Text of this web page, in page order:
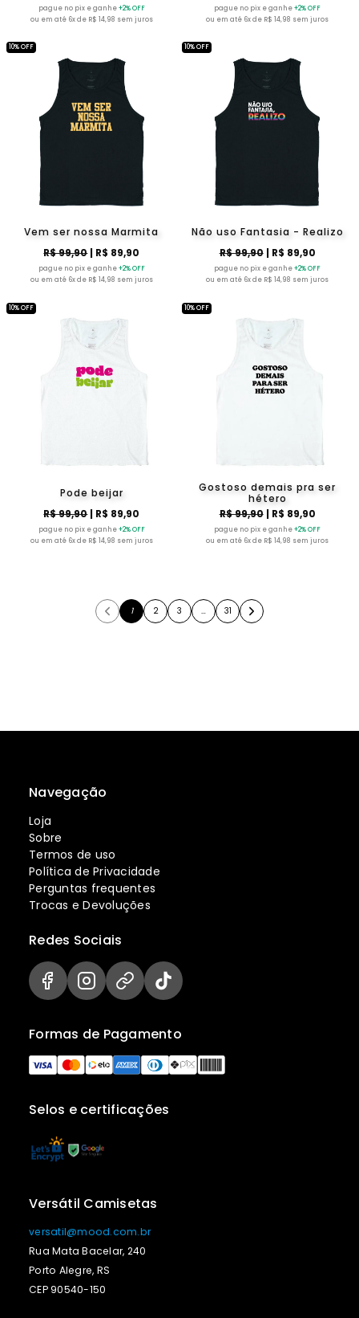
pague no pix e ganhe+2% OFF
ou em até 6x de R$ 14,98 sem juros
pague no pix e ganhe+2% OFF
ou em até 6x de R$ 14,98 sem juros
Vem ser nossa Marmita
R$ 99,90| R$ 89,90
pague no pix e ganhe+2% OFF
ou em até 6x de R$ 14,98 sem juros
10% OFF
Não uso Fantasia - Realizo
R$ 99,90| R$ 89,90
pague no pix e ganhe+2% OFF
ou em até 6x de R$ 14,98 sem juros
10% OFF
Pode beijar
R$ 99,90| R$ 89,90
pague no pix e ganhe+2% OFF
ou em até 6x de R$ 14,98 sem juros
10% OFF
Gostoso demais pra ser
hétero
R$ 99,90| R$ 89,90
pague no pix e ganhe+2% OFF
ou em até 6x de R$ 14,98 sem juros
10% OFF
1 2 3 … 31
Navegação
Loja
Sobre
Termos de uso
Política de Privacidade
Perguntas frequentes
Trocas e Devoluções
Selos e certificações
Formas de Pagamento
Redes Sociais
Versátil Camisetas
versatil@mood.com.br
Rua Mata Bacelar, 240
Porto Alegre, RS
CEP 90540-150